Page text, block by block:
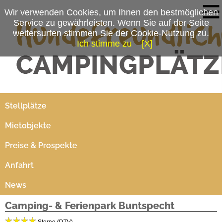
Campingplatzmenü
Stellplätze
Mietobjekte
Preise & Prospekte
Anfahrt
News
Camping- & Ferienpark Buntspecht
Wir verwenden Cookies, um Ihnen den bestmöglichen
Service zu gewährleisten. Wenn Sie auf der Seite
weitersurfen stimmen Sie der Cookie-Nutzung zu.
Ich stimme zu
[X]